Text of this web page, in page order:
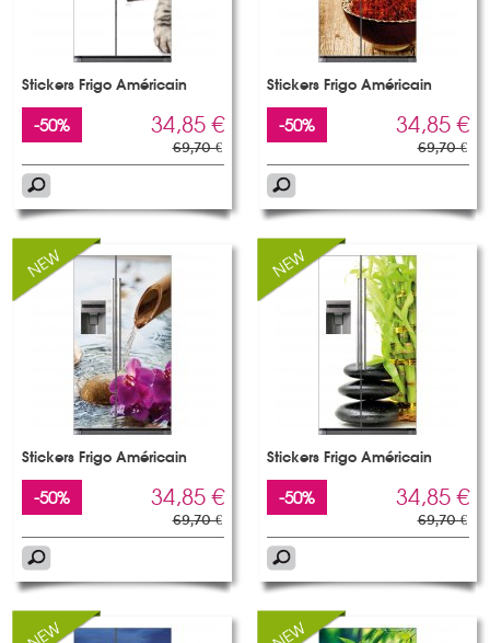
Stickers Frigo Américain
-50% 34,85 €
69,70 €
Stickers Frigo Américain
-50% 34,85 €
69,70 €
Stickers Frigo Américain
-50% 34,85 €
69,70 €
Stickers Frigo Américain
-50% 34,85 €
69,70 €